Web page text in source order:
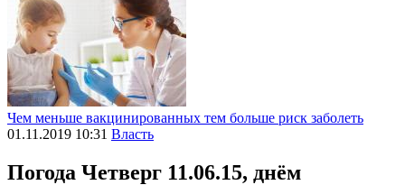
Чем меньше вакцинированных тем больше риск заболеть
01.11.2019 10:31 Власть
Погода Четверг 11.06.15, днём